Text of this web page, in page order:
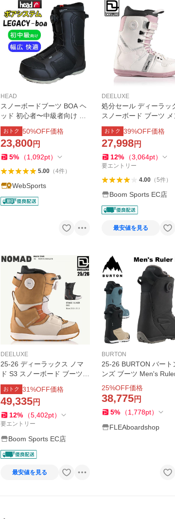
HEAD
スノーボードブーツ BOA ヘ
ッド 初心者〜中級者向け HE
AD LEGACY BOAブーツ 幅
広 BLACK ボアシステム ダイ
ヤル式 爆買
おトク 50%OFF価格
23,800円
5% （1,092pt）
5.00（4件）
WebSports
DEELUXE
処分セール ディーラッ
スノーボード ブーツ メ
レディース 24-25
DNA ディーエヌエー グ
リ 男性 女性 日本正規品 型落
ち 旧モデル
おトク 39%OFF価格
27,998円
12% （3,064pt）
要エントリー
4.00（5件）
Boom Sports EC店
最安値を見る
DEELUXE
25-26 ディーラックス ノマ
ド S3 スノーボード ブーツ D
EELUXE NOMAD S3 MARS
TREK メンズ スノボ 熱成形
2026 日本正規品
おトク 31%OFF価格
49,335円
12% （5,402pt）
要エントリー
Boom Sports EC店
最安値を見る
BURTON
25-26 BURTON バート
ンズ ブーツ Men's Ruler BO
A Wide ルーラー ボア
【日本正規品】ship1【
種別OUTLET】
25%OFF価格
38,775円
5% （1,778pt）
FLEAboardshop